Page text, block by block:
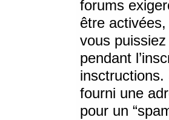
forums
être
vous
pendant
insctructions.
fourni une
pour un